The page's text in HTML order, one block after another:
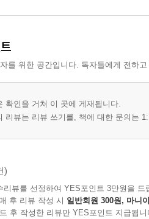
를 위한 공간입니다. 독자들에게 전하
확인을 거쳐 이 곳에 게재됩니다.
리뷰는 리뷰 쓰기를, 책에 대한 문의는
)
리뷰를 선정하여 YES포인트 3만원을 드
후 리뷰 작성 시 일반회원 300원, 마니
후 작성한 리뷰만 YES포인트 지급됩니